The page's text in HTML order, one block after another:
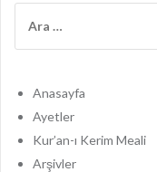
a
a
Anasayfa
Ayetler
Kur’an-ı Kerim Meali
Arşivler